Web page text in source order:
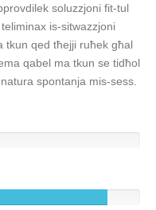
soluzzjoni fit-tul
is-sitwazzjoni
tkun qed tħejji ruħek għal
qabel ma tkun se tidħol
spontanja mis-sess.